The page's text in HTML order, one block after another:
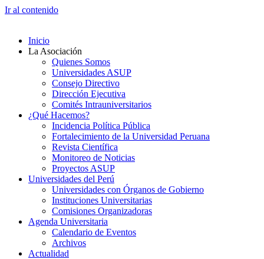
Ir al contenido
Inicio
La Asociación
Quienes Somos
Universidades ASUP
Consejo Directivo
Dirección Ejecutiva
Comités Intrauniversitarios
¿Qué Hacemos?
Incidencia Política Pública
Fortalecimiento de la Universidad Peruana
Revista Científica
Monitoreo de Noticias
Proyectos ASUP
Universidades del Perú
Universidades con Órganos de Gobierno
Instituciones Universitarias
Comisiones Organizadoras
Agenda Universitaria
Calendario de Eventos
Archivos
Actualidad